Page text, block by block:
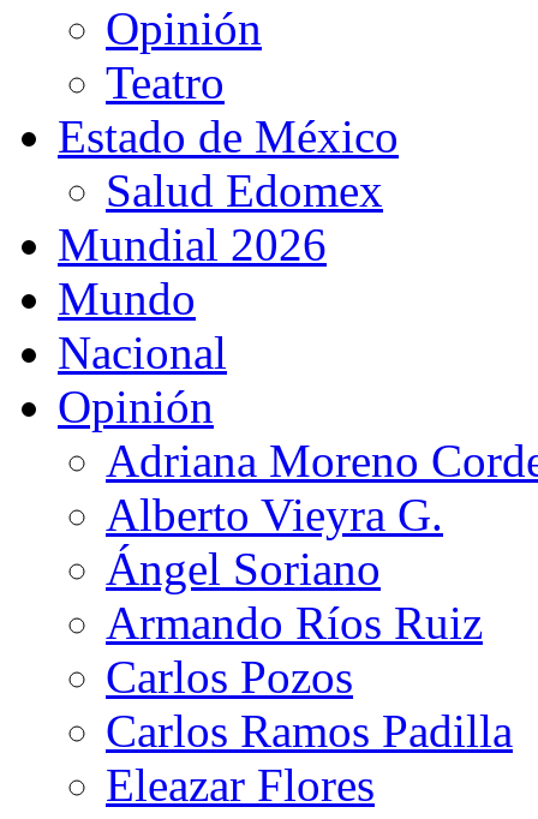
Opinión
Teatro
Estado de México
Salud Edomex
Mundial 2026
Mundo
Nacional
Opinión
Adriana Moreno
Alberto Vieyra G.
Ángel Soriano
Armando Ríos Ruiz
Carlos Pozos
Carlos Ramos Padilla
Eleazar Flores